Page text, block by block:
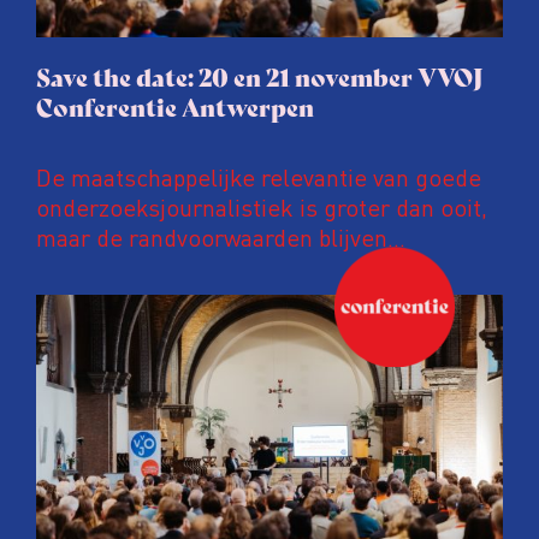
Save the date: 20 en 21 november VVOJ
Conferentie Antwerpen
De maatschappelijke relevantie van goede
onderzoeksjournalistiek is groter dan ooit,
maar de randvoorwaarden blijven
kwetsbaar. Tijdens de komende VVOJ
Conferentie duiken we in De
ongemakkelijke werkelijkheid: een eerlijke
en urgente blik op de staat van ons vak.